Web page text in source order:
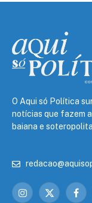
O Aqui só Política
notícias que fazem
baiana e
Instagram
X